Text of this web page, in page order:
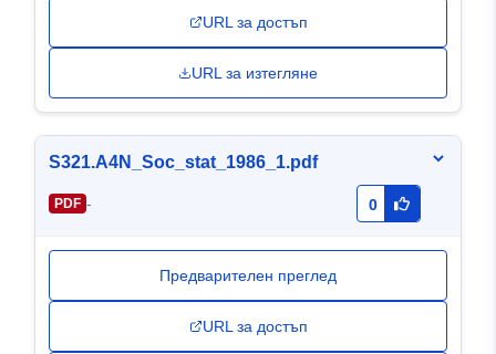
URL за достъп
URL за изтегляне
S321.A4N_Soc_stat_1986_1.pdf
PDF - 0
Предварителен преглед
URL за достъп